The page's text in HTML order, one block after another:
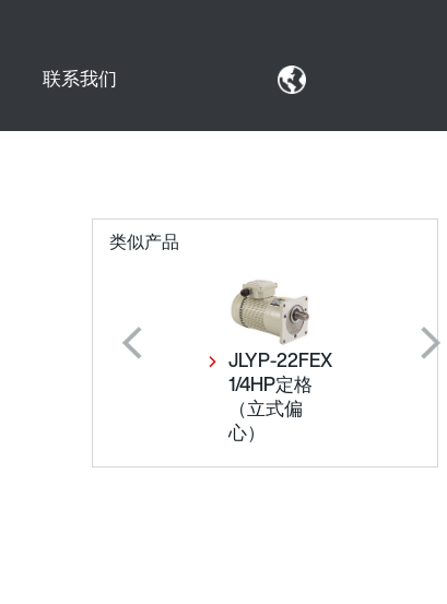
联系我们
类似产品
JLYP-22FEX
1/4HP定格
（立式偏
心）